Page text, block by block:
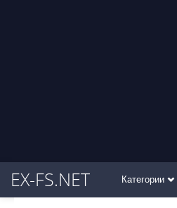
EX-FS.NET Категории